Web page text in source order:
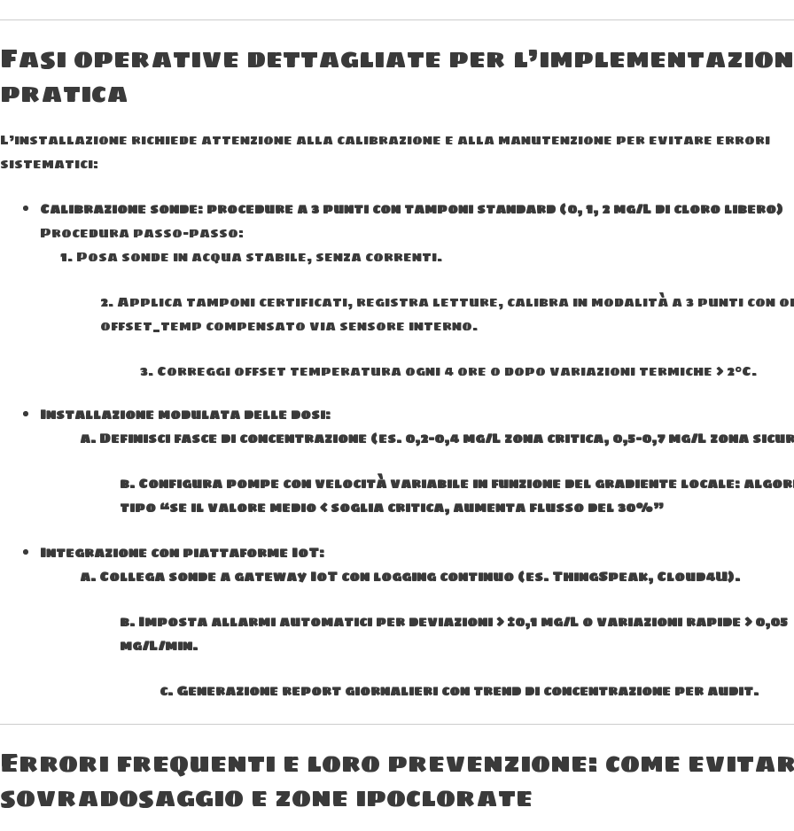
Fasi operative dettagliate per
pratica
L’installazione richiede attenzione alla calibrazione e alla manutenzione per evitare errori
sistematici:
Calibrazione sonde: procedure a 3 punti con tamponi standard (0, 1, 2 mg/L di cloro libero)
Procedura passo-passo:
1. Posa sonde in acqua stabile, senza correnti.
2. Applica tamponi certificati, registra letture, calibra in modalità a 3 punti con
offset_temp compensato via sensore interno.
3. Correggi offset temperatura ogni 4 ore o dopo variazioni termiche > 2°C.
Installazione modulata delle dosi:
a. Definisci fasce di concentrazione (es. 0,2–0,4 mg/L zona critica, 0,5–0,7 mg/L zona
b. Configura pompe con velocità variabile in funzione del gradiente locale:
tipo “se il valore medio < soglia critica, aumenta flusso del 30%”
Integrazione con piattaforme IoT:
a. Collega sonde a gateway IoT con logging continuo (es. ThingSpeak, Cloud4U).
b. Imposta allarmi automatici per deviazioni > ±0,1 mg/L o variazioni rapide > 0,05
mg/L/min.
c. Generazione report giornalieri con trend di concentrazione per audit.
Errori frequenti e loro prevenzione: come
sovradosaggio e zone ipoclorate